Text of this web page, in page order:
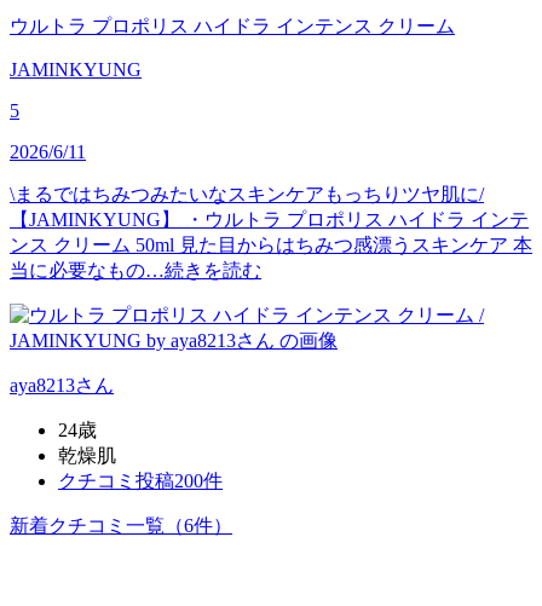
ウルトラ プロポリス ハイドラ インテンス クリーム
JAMINKYUNG
5
2026/6/11
\まるではちみつみたいなスキンケアもっちりツヤ肌に/
【JAMINKYUNG】 ・ウルトラ プロポリス ハイドラ インテ
ンス クリーム 50ml 見た目からはちみつ感漂うスキンケア 本
当に必要なもの…続きを読む
aya8213さん
24歳
乾燥肌
クチコミ投稿200件
新着クチコミ一覧 （6件）